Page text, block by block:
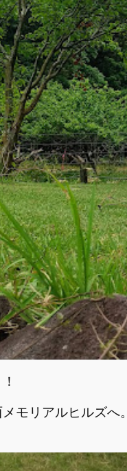
モリアルヒルズへ。